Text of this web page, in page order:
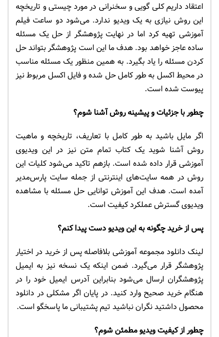
اعتقاد داریم کلی گویی و سخنرانی در مورد چیستی و تاریخچه
این روش نیازی به یک ویدیو ندارد. می‌شود دو ساعت فیلم
آموزشی تهیه کرد اما در نهایت پژوهشگر از حل یک مسئله
ساده عاجز خواهد بود. هدف ما این است پژوهشگر بتواند حل
کردن مسئله را یاد بگیرد. به همین منظور یک مسئله مناسب
در محیط اکسل به طور کامل حل شده و فایل اکسل مربوط نیز
پیوست شده است.
چطور با جزئیات و پیشینه روش آشنا شوم؟
اگر مایل باشید به طور کامل با تعاریف، تاریخچه و ماهیت
روش آشنا شوید یک کتاب تمام متن نیز در این ویدیوی
آموزشی قرار داده شده است. بازهم تاکید می‌شود کلیات این
روش در همه سایت‌های اینترنتی از جمله سایت پارس‌مدیر
آمده است. هدف این آموزش توانایی حل مسئله با مشاهده
ویدیوی گسترش عملکرد کیفیت است.
پس از خرید چگونه به این ویدیو دست پیدا کنم؟
لینک دانلود مجموعه آموزشی بلافاصله پس از خرید در اختیار
پژوهشگر قرار می‌گیرد. ضمن اینکه یک نسخه نیز به ایمیل
پژوهشگران ارسال می‌شود بنابراین آدرس ایمیل خود را در
هنگام خرید صحیح وارد کنید. در پایان اگر مشکلی در دانلود
محصول داشتید نگران نباشید تیم پشتیبانی ما پاسخگو است.
چطور از کیفیت ویدیو مطمئن شوم؟